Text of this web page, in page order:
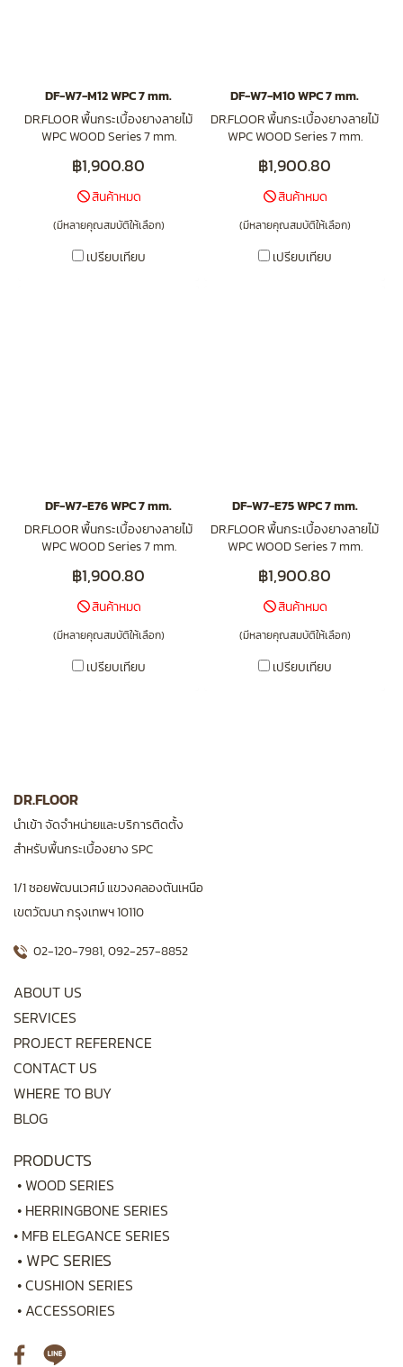
DF-W7-M12 WPC 7 mm.
DR.FLOOR พื้นกระเบื้องยางลายไม้
WPC WOOD Series 7 mm.
฿1,900.80
สินค้าหมด
(มีหลายคุณสมบัติให้เลือก)
เปรียบเทียบ
DF-W7-M10 WPC 7 mm.
DR.FLOOR พื้นกระเบื้องยางลายไม้
WPC WOOD Series 7 mm.
฿1,900.80
สินค้าหมด
(มีหลายคุณสมบัติให้เลือก)
เปรียบเทียบ
DF-W7-E76 WPC 7 mm.
DR.FLOOR พื้นกระเบื้องยางลายไม้
WPC WOOD Series 7 mm.
฿1,900.80
สินค้าหมด
(มีหลายคุณสมบัติให้เลือก)
เปรียบเทียบ
DF-W7-E75 WPC 7 mm.
DR.FLOOR พื้นกระเบื้องยางลายไม้
WPC WOOD Series 7 mm.
฿1,900.80
สินค้าหมด
(มีหลายคุณสมบัติให้เลือก)
เปรียบเทียบ
DR.FLOOR
นำเข้า จัดจำหน่ายและบริการติดตั้ง
สำหรับพื้นกระเบื้องยาง SPC
1/1 ซอยพัฒนเวศม์ แขวงคลองตันเหนือ
เขตวัฒนา กรุงเทพฯ 10110
02-120-7981,092-257-8852
ABOUT US
SERVICES
PROJECT REFERENCE
CONTACT US
WHERE TO BUY
BLOG
PRODUCTS
• WOOD SERIES
• HERRINGBONE SERIES
• MFB ELEGANCE SERIES
• WPC SERIES
•CUSHION SERIES
• ACCESSORIES